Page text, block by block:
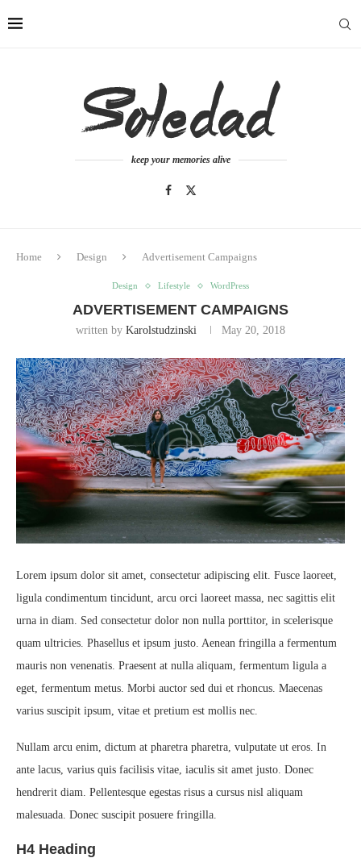
keep your memories alive
Home Design Advertisement Campaigns
Design Lifestyle WordPress
ADVERTISEMENT CAMPAIGNS
written by Karolstudzinski May 20, 2018
Lorem ipsum dolor sit amet, consectetur adipiscing elit. Fusce laoreet,
ligula condimentum tincidunt, arcu orci laoreet massa, nec sagittis elit
urna in diam. Sed consectetur dolor non nulla porttitor, in scelerisque
quam ultricies. Phasellus et ipsum justo. Aenean fringilla a fermentum
mauris non venenatis. Praesent at nulla aliquam, fermentum ligula a
eget, fermentum metus. Morbi auctor sed dui et rhoncus. Maecenas
varius suscipit ipsum, vitae et pretium est mollis nec.
Nullam arcu enim, dictum at pharetra pharetra, vulputate ut eros. In
ante lacus, varius quis facilisis vitae, iaculis sit amet justo. Donec
hendrerit diam. Pellentesque egestas risus a cursus nisl aliquam
malesuada. Donec suscipit posuere fringilla.
H4 Heading